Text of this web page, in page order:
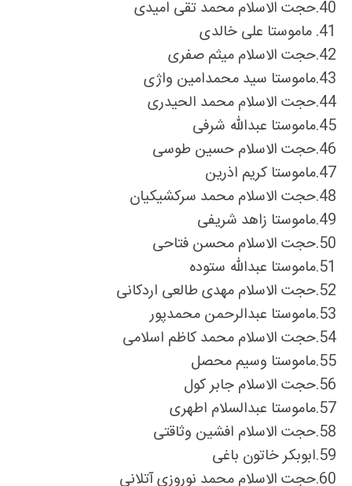
40.حجت الاسلام محمد تقی امیدی
41. ماموستا على خالدى
42.حجت الاسلام میثم صفری
43.ماموستا سید محمدامین واژى
44.حجت الاسلام محمد الحیدری
45.ماموستا عبدالله شرفى
46.حجت الاسلام حسین طوسی
47.ماموستا کریم اذرین
48.حجت الاسلام محمد سرکشیکیان
49.ماموستا زاهد شریفی
50. حجت الاسلام محسن فتاحی
51. ماموستا عبدالله ستوده
52. حجت الاسلام مهدی طالعی اردکانی
53. ماموستا عبدالرحمن محمدپور
54. حجت الاسلام محمد کاظم اسلامی
55. ماموستا وسیم محصل
56. حجت الاسلام جابر کول
57. ماموستا عبدالسلام اطهری
58. حجت الاسلام افشین وثاقتی
59. ابوبکر خاتون باغی
60.حجت الاسلام محمد نوروزی آتلانی